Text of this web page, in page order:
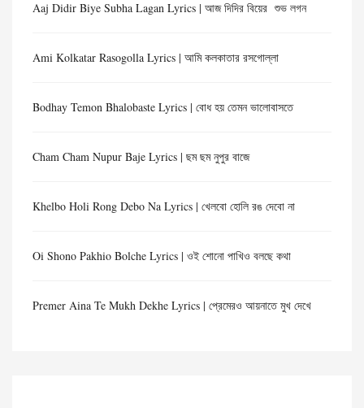
Aaj Didir Biye Subha Lagan Lyrics | আজ দিদির বিয়ের শুভ লগন
Ami Kolkatar Rasogolla Lyrics | আমি কলকাতার রসগোল্লা
Bodhay Temon Bhalobaste Lyrics | বোধ হয় তেমন ভালোবাসতে
Cham Cham Nupur Baje Lyrics | ছম ছম নুপুর বাজে
Khelbo Holi Rong Debo Na Lyrics | খেলবো হোলি রঙ দেবো না
Oi Shono Pakhio Bolche Lyrics | ওই শোনো পাখিও বলছে কথা
Premer Aina Te Mukh Dekhe Lyrics | প্রেমেরও আয়নাতে মুখ দেখে